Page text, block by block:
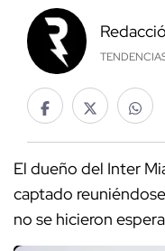
El dueño del Inter
captado
no se hicieron